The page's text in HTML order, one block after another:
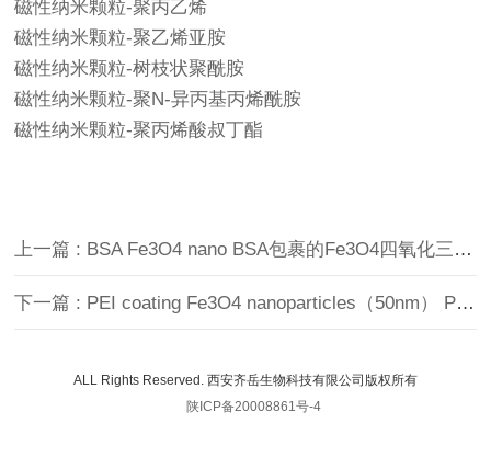
磁性纳米颗粒-聚丙乙烯
磁性纳米颗粒-聚乙烯亚胺
磁性纳米颗粒-树枝状聚酰胺
磁性纳米颗粒-聚N-异丙基丙烯酰胺
磁性纳米颗粒-聚丙烯酸叔丁酯
上一篇 : BSA Fe3O4 nano BSA包裹的Fe3O4四氧化三铁磁性纳米颗粒
下一篇 : PEI coating Fe3O4 nanoparticles（50nm） PEI包裹的磁性纳米颗粒
ALL Rights Reserved. 西安齐岳生物科技有限公司版权所有
陕ICP备20008861号-4